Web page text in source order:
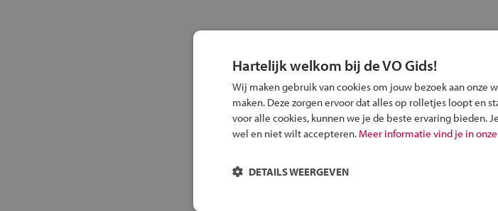
Hartelijk welkom bij de VO Gids!
Wij maken gebruik van cookies om jouw bezoek aan onze
maken. Deze zorgen ervoor dat alles op rolletjes loopt en
voor alle cookies, kunnen we je de beste ervaring bieden.
wel en niet wilt accepteren. Meer informatie vind je in
DETAILS WEERGEVEN